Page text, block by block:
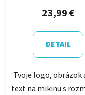
23,99 €
DETAIL
Tvoje logo, obrázok
text na mikinu s